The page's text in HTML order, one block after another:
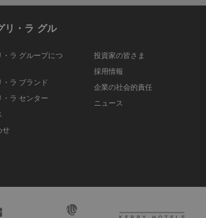
リ・ラ グル
・ラ グループにつ
・ラ ブランド
・ラ センター
せ
投資家の皆さま
採用情報
企業の社会的責任
ニュース